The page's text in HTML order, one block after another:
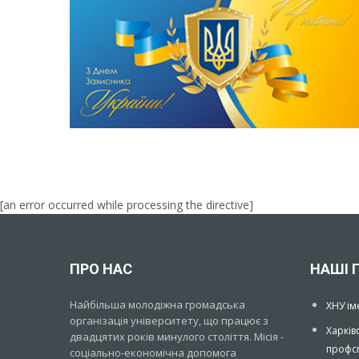
[an error occurred while processing the directive]
ПРО НАС
Найбільша молодіжна громадська
організація університету, що працює з
двадцятих років минулого століття. Місія -
соціально-економічна допомога
НАШІ
ХНУ